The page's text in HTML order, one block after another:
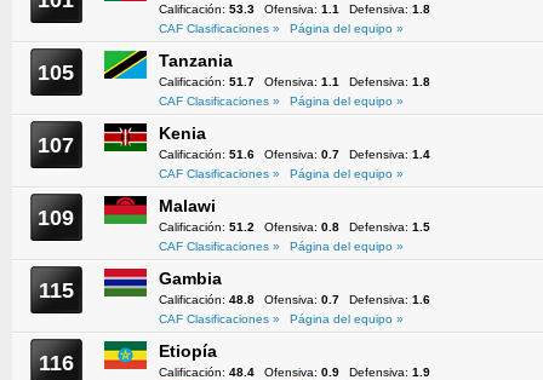
Calificación: 53.3 Ofensiva: 1.1 Defensiva: 1.8
CAF Clasificaciones »
Página del equipo »
105 Tanzania
Calificación: 51.7 Ofensiva: 1.1 Defensiva: 1.8
CAF Clasificaciones »
Página del equipo »
107 Kenia
Calificación: 51.6 Ofensiva: 0.7 Defensiva: 1.4
CAF Clasificaciones »
Página del equipo »
109 Malawi
Calificación: 51.2 Ofensiva: 0.8 Defensiva: 1.5
CAF Clasificaciones »
Página del equipo »
115 Gambia
Calificación: 48.8 Ofensiva: 0.7 Defensiva: 1.6
CAF Clasificaciones »
Página del equipo »
116 Etiopía
Calificación: 48.4 Ofensiva: 0.9 Defensiva: 1.9